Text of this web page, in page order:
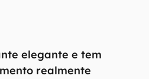
elegante e tem
realmente